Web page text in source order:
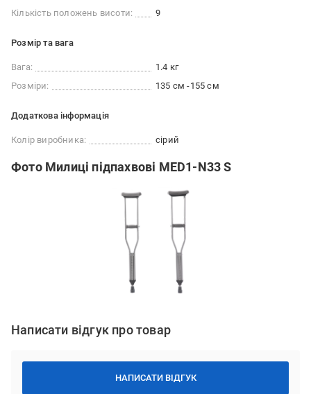
Кількість положень висоти:
9
Розмір та вага
Вага:
1.4 кг
Розміри:
135 см -155 см
Додаткова інформація
Колір виробника: сірий
Фото Милиці підпахвові MED1-N33 S
Написати відгук про товар
НАПИСАТИ ВІДГУК